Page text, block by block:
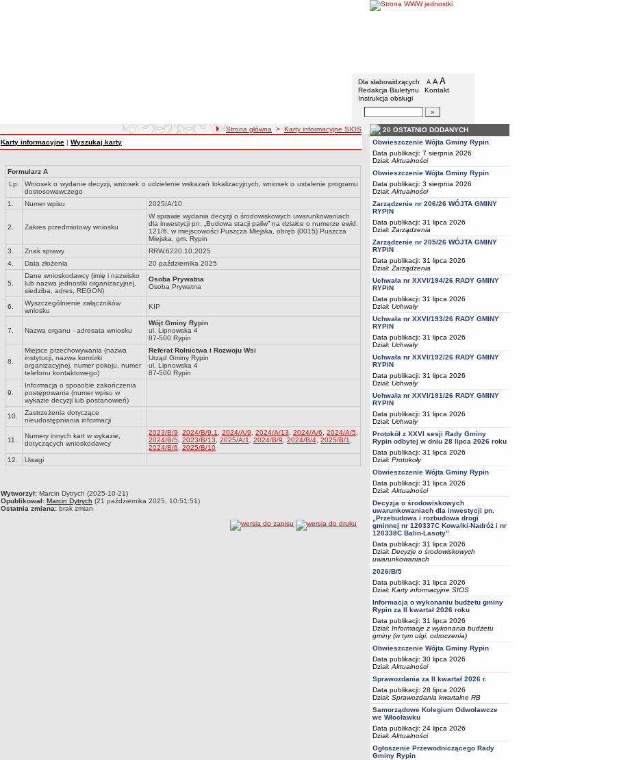
Gmina Rypin
Menu dodatkowe
Dla słabowidzących A pomniejsz czcionkę
A standardowy rozmiar czcionki
A
Redakcja Biuletynu
Kontakt
Instrukcja obsługi
Wyszukiwarka artykułów
ścieżka nawigacji
Strona główna > Karty informacyjne SIOS
Karty informacyjne | Wyszukaj karty
Formularz A
Lp.
Wniosek o wydanie decyzji, wniosek o udzielenie wskazań lokalizacyjnych, wniosek o ustalenie programu
dostosowawczego
1.
Numer wpisu 2025/A/10
2. Zakres przedmiotowy wniosku
W sprawie wydania decyzji o środowiskowych uwarunkowaniach
dla inwestycji pn. „Budowa stacji paliw” na działce o numerze ewid.
121/6, w miejscowości Puszcza Miejska, obręb (0015) Puszcza
Miejska, gm. Rypin
3.
Znak sprawy
RRW.6220.10.2025
4.
Data złożenia 20 października 2025
5.
Dane wnioskodawcy (imię i nazwisko
lub nazwa jednostki organizacyjnej,
siedziba, adres, REGON)
Osoba Prywatna
Osoba Prywatna
6.
Wyszczególnienie załączników
wniosku
KIP
7. Nazwa organu - adresata wniosku
Wójt Gminy Rypin
ul. Lipnowska 4
87-500 Rypin
8.
Miejsce przechowywania (nazwa
instytucji, nazwa komórki
organizacyjnej, numer pokoju, numer
telefonu kontaktowego)
Referat Rolnictwa i Rozwoju Wsi
Urząd Gminy Rypin
ul. Lipnowska 4
87-500 Rypin
9.
Informacja o sposobie zakończenia
postępowania (numer wpisu w
wykazie decyzji lub postanowień)
10.
Zastrzeżenia dotyczące
nieudostępniania informacji
11.
Numery innych kart w wykazie,
dotyczących wnioskodawcy
2023/B/9 2024/B/9.1 2024/A/9 2024/A/13 2024/A/6 2024/A/5
2024/B/5
2023/B/13 2025/A/1 2024/B/9 2024/B/4 2025/B/1
2024/B/6
2025/B/10
12.
Uwagi
Wytworzył: Marcin Dytrych (2025-10-21)
Opublikował: Marcin Dytrych (21 października 2025, 10:51:51)
Ostatnia zmiana: brak zmian
20 OSTATNIO DODANYCH
Obwieszczenie Wójta Gminy Rypin
Data publikacji: 7 sierpnia 2026
Dział: Aktualności
Obwieszczenie Wójta Gminy Rypin
Data publikacji: 3 sierpnia 2026
Dział: Aktualności
Zarządzenie nr 206/26 WÓJTA GMINY
RYPIN
Data publikacji: 31 lipca 2026
Dział: Zarządzenia
Zarządzenie nr 205/26 WÓJTA GMINY
RYPIN
Data publikacji: 31 lipca 2026
Dział: Zarządzenia
Uchwała nr XXVI/194/26 RADY GMINY
RYPIN
Data publikacji: 31 lipca 2026
Dział: Uchwały
Uchwała nr XXVI/193/26 RADY GMINY
RYPIN
Data publikacji: 31 lipca 2026
Dział: Uchwały
Uchwała nr XXVI/192/26 RADY GMINY
RYPIN
Data publikacji: 31 lipca 2026
Dział: Uchwały
Uchwała nr XXVI/191/26 RADY GMINY
RYPIN
Data publikacji: 31 lipca 2026
Dział: Uchwały
Protokół z XXVI sesji Rady Gminy
Rypin odbytej w dniu 28 lipca 2026 roku
Data publikacji: 31 lipca 2026
Dział: Protokoły
Obwieszczenie Wójta Gminy Rypin
Data publikacji: 31 lipca 2026
Dział: Aktualności
Decyzja o środowiskowych
uwarunkowaniach dla inwestycji pn.
„Przebudowa i rozbudowa drogi
gminnej nr 120337C Kowalki-Nadróż i nr
120338C Balin-Lasoty”
Data publikacji: 31 lipca 2026
Dział: Decyzje o środowiskowych
uwarunkowaniach
2026/B/5
Data publikacji: 31 lipca 2026
Dział: Karty informacyjne SIOS
Informacja o wykonaniu budżetu gminy
Rypin za II kwartał 2026 roku
Data publikacji: 31 lipca 2026
Dział: Informacje z wykonania budżetu
gminy (w tym ulgi, odroczenia)
Obwieszczenie Wójta Gminy Rypin
Data publikacji: 30 lipca 2026
Dział: Aktualności
Sprawozdania za II kwartał 2026 r.
Data publikacji: 28 lipca 2026
Dział: Sprawozdania kwartalne RB
Samorządowe Kolegium Odwoławcze
we Włocławku
Data publikacji: 24 lipca 2026
Dział: Aktualności
Ogłoszenie Przewodniczącego Rady
Gminy Rypin